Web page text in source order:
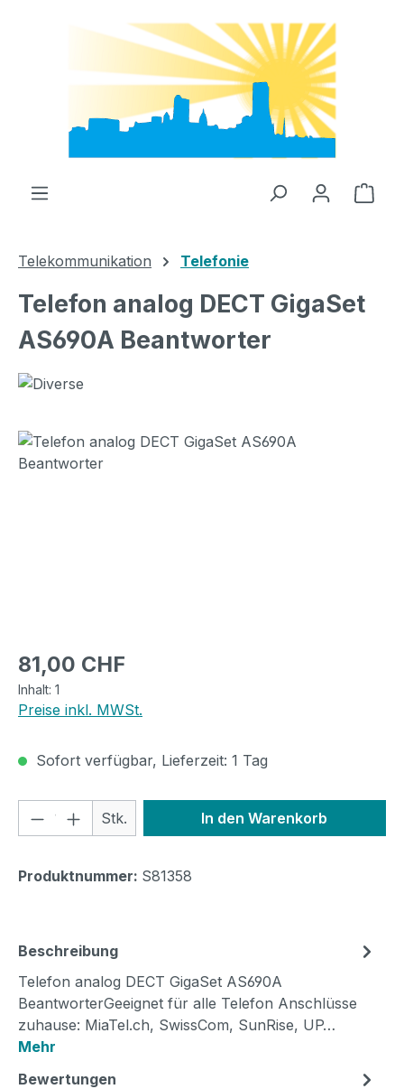
Zum Hauptinhalt springen
Telekommunikation Telefonie
Telefon analog DECT GigaSet
AS690A Beantworter
Bildergalerie überspringen
Regulärer Preis:
81,00 CHF
Inhalt: 1
Preise inkl. MWSt.
Sofort verfügbar, Lieferzeit: 1 Tag
Produkt Anzahl: Gib den
Stk. In den Warenkorb
Produktnummer: S81358
Beschreibung
Telefon analog DECT GigaSet AS690A
BeantworterGeeignet für alle Telefon Anschlüsse
zuhause: MiaTel.ch, SwissCom, SunRise, UP…
Mehr
Bewertungen